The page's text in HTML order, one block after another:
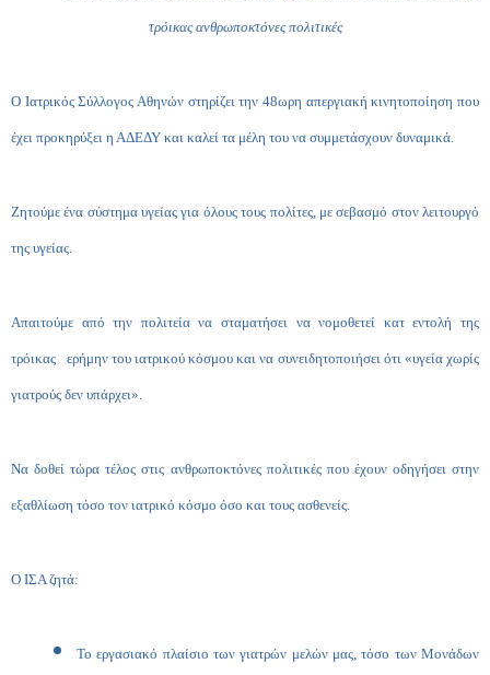
τρόικας ανθρωποκτόνες πολιτικές
Ο Ιατρικός Σύλλογος Αθηνών στηρίζει την 48ωρη απεργιακή κινητοποίηση που
έχει προκηρύξει η ΑΔΕΔΥ και καλεί τα μέλη του να συμμετάσχουν δυναμικά.
Ζητούμε ένα σύστημα υγείας για όλους τους πολίτες, με σεβασμό στον λειτουργό
της υγείας.
Απαιτούμε από την πολιτεία να σταματήσει να νομοθετεί κατ εντολή της
τρόικας ερήμην του ιατρικού κόσμου και να συνειδητοποιήσει ότι «υγεία χωρίς
γιατρούς δεν υπάρχει».
Να δοθεί τώρα τέλος στις ανθρωποκτόνες πολιτικές που έχουν οδηγήσει στην
εξαθλίωση τόσο τον ιατρικό κόσμο όσο και τους ασθενείς.
Ο ΙΣΑ ζητά:
Το εργασιακό πλαίσιο των γιατρών μελών μας, τόσο των Μονάδων